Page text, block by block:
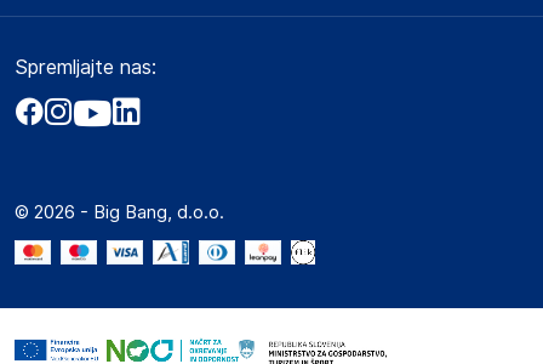
Obvestila za javnost
Akt o digitalnih storitvah
Marketplace za partnerje
Novosti
Dostava, vnos in odvoz
Zavarovanje izdelkov
Marketplace
Kako oddati naročilo?
Spremljajte nas:
© 2026 - Big Bang, d.o.o.